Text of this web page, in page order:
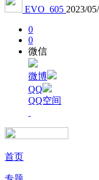
EVO_605 2023/
0
0
微信
微博
QQ
QQ空间
首页